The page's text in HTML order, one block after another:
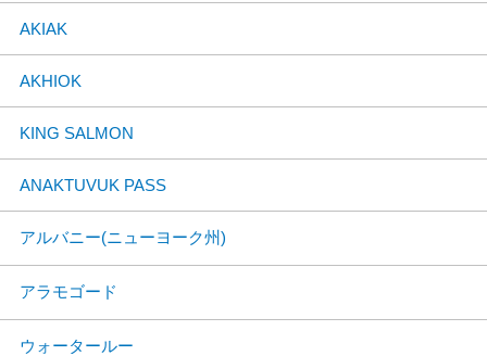
AKIAK
AKHIOK
KING SALMON
ANAKTUVUK PASS
アルバニー(ニューヨーク州)
アラモゴード
ウォータールー